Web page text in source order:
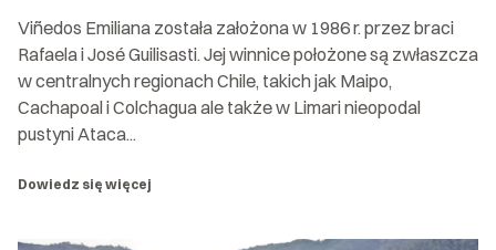
Viñedos Emiliana została założona w 1986 r. przez braci
Rafaela i José Guilisasti. Jej winnice położone są zwłaszcza
w centralnych regionach Chile, takich jak Maipo,
Cachapoal i Colchagua ale także w Limari nieopodal
pustyni Ataca...
Dowiedz się więcej